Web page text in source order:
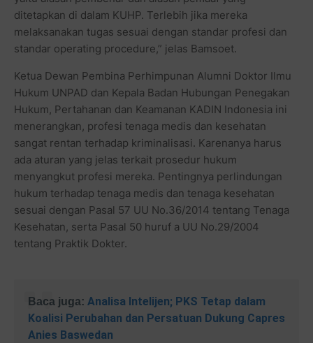
ditetapkan di dalam KUHP. Terlebih jika mereka
melaksanakan tugas sesuai dengan standar profesi dan
standar operating procedure,” jelas Bamsoet.
Ketua Dewan Pembina Perhimpunan Alumni Doktor Ilmu
Hukum UNPAD dan Kepala Badan Hubungan Penegakan
Hukum, Pertahanan dan Keamanan KADIN Indonesia ini
menerangkan, profesi tenaga medis dan kesehatan
sangat rentan terhadap kriminalisasi. Karenanya harus
ada aturan yang jelas terkait prosedur hukum
menyangkut profesi mereka. Pentingnya perlindungan
hukum terhadap tenaga medis dan tenaga kesehatan
sesuai dengan Pasal 57 UU No.36/2014 tentang Tenaga
Kesehatan, serta Pasal 50 huruf a UU No.29/2004
tentang Praktik Dokter.
Baca juga: Analisa Intelijen; PKS Tetap dalam
Koalisi Perubahan dan Persatuan Dukung Capres
Anies Baswedan